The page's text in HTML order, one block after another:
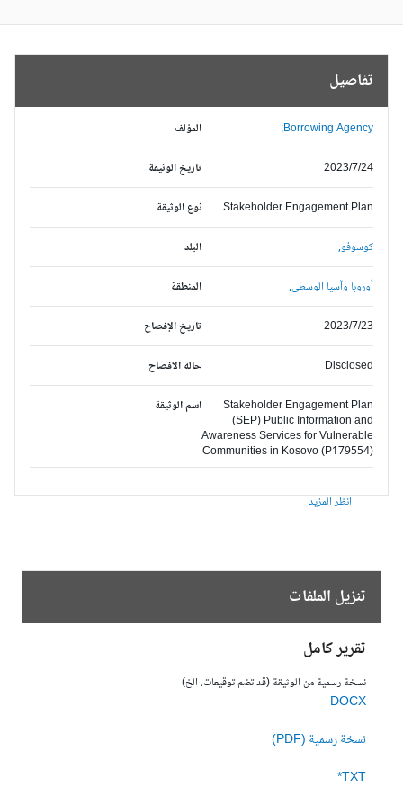
تفاصيل
المؤلف Borrowing Agency;
تاريخ الوثيقة 2023/7/24
نوع الوثيقة Stakeholder Engagement Plan
البلد كوسوفو,
المنطقة أوروبا وآسيا الوسطى,
تاريخ الإفصاح 2023/7/23
حالة الافصاح Disclosed
اسم الوثيقة
Stakeholder Engagement Plan
(SEP) Public Information and
Awareness Services for Vulnerable
Communities in Kosovo (P179554)
انظر المزيد
تنزيل الملفات
تقرير كامل
نسخة رسمية من الوثيقة (قد تضم توقيعات، الخ)
DOCX
نسخة رسمية (PDF)
TXT*